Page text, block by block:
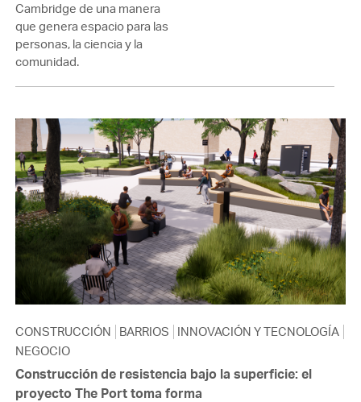
Cambridge de una manera
que genera espacio para las
personas, la ciencia y la
comunidad.
CONSTRUCCIÓN BARRIOS
INNOVACIÓN Y TECNOLOGÍA
NEGOCIO
Construcción de resistencia bajo la superficie: el
proyecto The Port toma forma